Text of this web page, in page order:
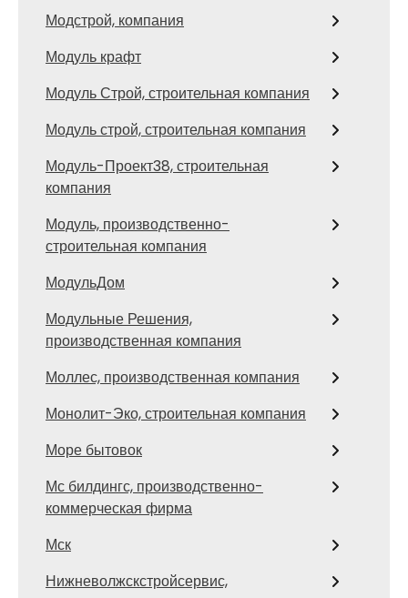
Модстрой, компания
Модуль крафт
Модуль Строй, строительная компания
Модуль строй, строительная компания
Модуль-Проект38, строительная
компания
Модуль, производственно-
строительная компания
МодульДом
Модульные Решения,
производственная компания
Моллес, производственная компания
Монолит-Эко, строительная компания
Море бытовок
Мс билдингс, производственно-
коммерческая фирма
Мск
Нижневолжскстройсервис,